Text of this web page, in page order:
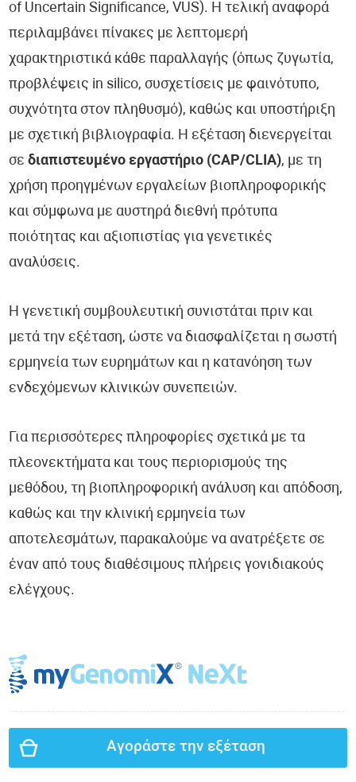
of Uncertain Significance, VUS). Η τελική αναφορά
περιλαμβάνει πίνακες με λεπτομερή
χαρακτηριστικά κάθε παραλλαγής (όπως ζυγωτία,
προβλέψεις in silico, συσχετίσεις με φαινότυπο,
συχνότητα στον πληθυσμό), καθώς και υποστήριξη
με σχετική βιβλιογραφία. Η εξέταση διενεργείται
σεδιαπιστευμένο εργαστήριο (CAP/CLIA), με τη
χρήση προηγμένων εργαλείων βιοπληροφορικής
και σύμφωνα με αυστηρά διεθνή πρότυπα
ποιότητας και αξιοπιστίας για γενετικές
αναλύσεις.
Η γενετική συμβουλευτική συνιστάται πριν και
μετά την εξέταση, ώστε να διασφαλίζεται η σωστή
ερμηνεία των ευρημάτων και η κατανόηση των
ενδεχόμενων κλινικών συνεπειών.
Για περισσότερες πληροφορίες σχετικά με τα
πλεονεκτήματα και τους περιορισμούς της
μεθόδου, τη βιοπληροφορική ανάλυση και απόδοση,
καθώς και την κλινική ερμηνεία των
αποτελεσμάτων, παρακαλούμε να ανατρέξετε σε
έναν από τους διαθέσιμους πλήρεις γονιδιακούς
ελέγχους.
Αγοράστε την εξέταση